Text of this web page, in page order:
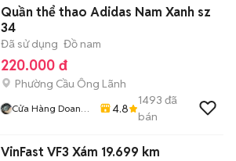
Quần thể thao Adidas Nam Xanh sz
34
Đã sử dụng Đồ nam
220.000 đ
Phường Cầu Ông Lãnh
Cửa Hàng Doan
4.8
1493 đã
bán
VinFast VF3 Xám 19.699 km